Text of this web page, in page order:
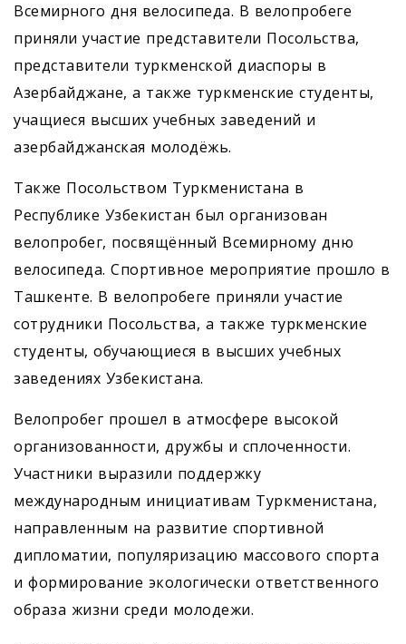
Всемирного дня велосипеда. В велопробеге
приняли участие представители Посольства,
представители туркменской диаспоры в
Азербайджане, а также туркменские студенты,
учащиеся высших учебных заведений и
азербайджанская молодёжь.
Также Посольством Туркменистана в
Республике Узбекистан был организован
велопробег, посвящённый Всемирному дню
велосипеда. Спортивное мероприятие прошло в
Ташкенте. В велопробеге приняли участие
сотрудники Посольства, а также туркменские
студенты, обучающиеся в высших учебных
заведениях Узбекистана.
Велопробег прошел в атмосфере высокой
организованности, дружбы и сплоченности.
Участники выразили поддержку
международным инициативам Туркменистана,
направленным на развитие спортивной
дипломатии, популяризацию массового спорта
и формирование экологически ответственного
образа жизни среди молодежи.